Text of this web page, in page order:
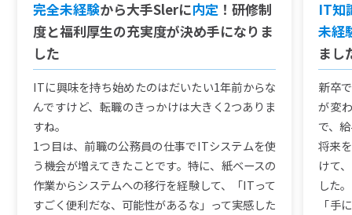
完全未経験から大手Slerに内定 ！研修制
度と福利厚生の充実度が決め手になりま
した
ITに興味を持ち始めたのはだいたい1年前からな
んですけど、転職のきっかけは大きく2つありま
すね。
1つ目は、前職の公務員の仕事でITシステムを使
う機会が増えてきたことです。特に、紙ベースの
作業からシステムへの移行を経験して、「ITって
すごく便利だな、可能性があるな」って実感した
IT知
未経
まし
新卒
が変
で、
将来
けて
した。
「手